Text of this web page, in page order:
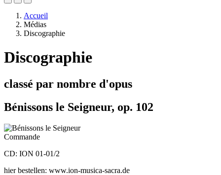
Accueil
Médias
Discographie
Discographie
classé par nombre d'opus
Bénissons le Seigneur, op. 102
Commande
CD: ION 01-01/2
hier bestellen: www.ion-musica-sacra.de